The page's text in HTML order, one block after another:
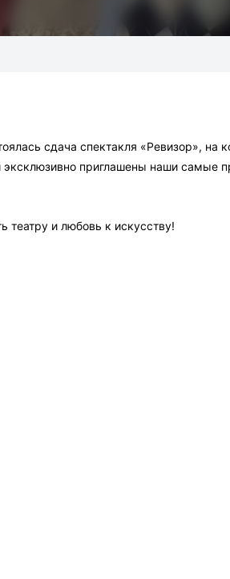
сдача спектакля «Ревизор», на
эксклюзивно приглашены наши самые
театру и любовь к искусству!